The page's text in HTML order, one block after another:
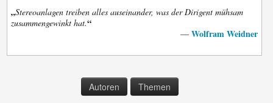
„Stereoanlagen treiben alles auseinander, was der Dirigent mühsam
zusammengewinkt hat.“
— Wolfram Weidner
Autoren Themen